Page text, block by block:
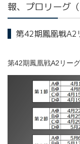
報、プロリーグ（
第42期鳳凰戦A2
第42期鳳凰戦A2リー